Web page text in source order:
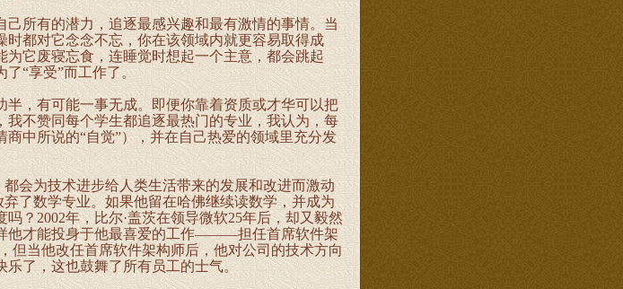
有的潜力，追逐最感兴趣和最有激情的事情。当
都对它念念不忘，你在该领域内就更容易取得成
它废寝忘食，连睡觉时想起一个主意，都会跳起
“享受”而工作了。
，有可能一事无成。即便你靠着资质或才华可以把
不赞同每个学生都追逐最热门的专业，我认为，每
中所说的“自觉”），并在自己热爱的领域里充分发
为技术进步给人类生活带来的发展和改进而激动
了数学专业。如果他留在哈佛继续读数学，并成为
？2002年，比尔·盖茨在领导微软25年后，却又毅然
他才能投身于他最喜爱的工作———担任首席软件架
但当他改任首席软件架构师后，他对公司的技术方向
了，这也鼓舞了所有员工的士气。